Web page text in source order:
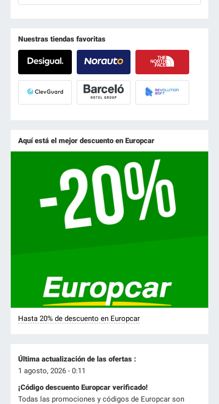
Nuestras tiendas favoritas
Aquí está el mejor descuento en Europcar
Hasta 20% de descuento en Europcar
Última actualización de las ofertas :
1 agosto, 2026 - 0:11
¡Código descuento Europcar verificado!
Todas las promociones y códigos de Europcar son